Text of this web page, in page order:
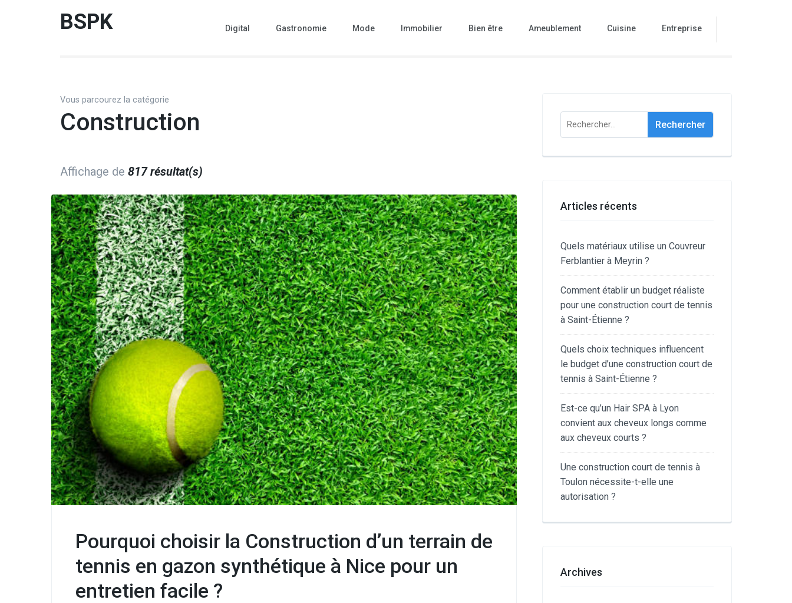
BSPK Digital Gastronomie Mode Immobilier Bien être Ameublement Cuisine Entreprise
Vous parcourez la catégorie
Construction
Affichage de 817 résultat(s)
Pourquoi choisir la Construction d’un terrain de
tennis en gazon synthétique à Nice pour un
entretien facile ?
Rechercher :
Articles récents
Quels matériaux utilise un Couvreur
Ferblantier à Meyrin ?
Comment établir un budget réaliste
pour une construction court de tennis
à Saint-Étienne ?
Quels choix techniques influencent
le budget d’une construction court de
tennis à Saint-Étienne ?
Est-ce qu’un Hair SPA à Lyon
convient aux cheveux longs comme
aux cheveux courts ?
Une construction court de tennis à
Toulon nécessite-t-elle une
autorisation ?
Archives